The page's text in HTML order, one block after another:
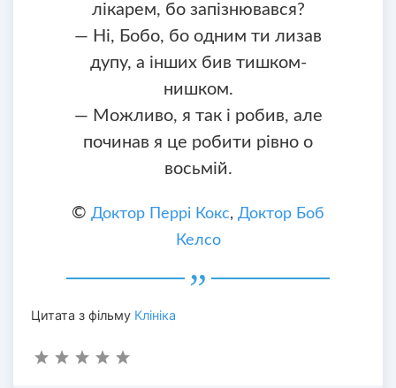
лікарем, бо запізнювався?
— Ні, Бобо, бо одним ти лизав
дупу, а інших бив тишком-
нишком.
— Можливо, я так і робив, але
починав я це робити рівно о
восьмій.
© Доктор Перрі Кокс, Доктор Боб
Келсо
Цитата з фільму Клініка